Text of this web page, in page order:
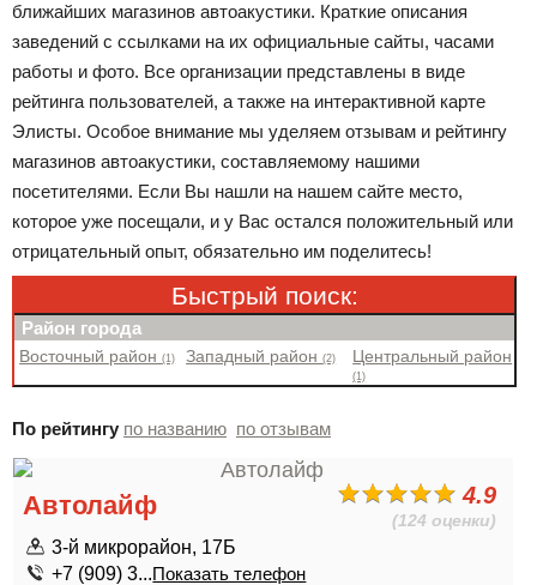
ближайших магазинов автоакустики. Краткие описания
заведений с ссылками на их официальные сайты, часами
работы и фото. Все организации представлены в виде
рейтинга пользователей, а также на интерактивной карте
Элисты. Особое внимание мы уделяем отзывам и рейтингу
магазинов автоакустики, составляемому нашими
посетителями. Если Вы нашли на нашем сайте место,
которое уже посещали, и у Вас остался положительный или
отрицательный опыт, обязательно им поделитесь!
Быстрый поиск:
Район города
Восточный район(1) Западный район(2) Центральный район
(1)
По рейтингу по названию по отзывам
4.9
(124 оценки)
Автолайф
3-й микрорайон, 17Б
+7 (909) 3...Показать телефон